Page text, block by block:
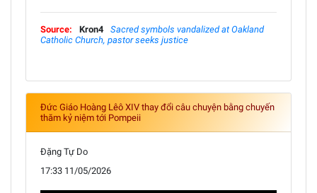
Source: Kron4
Sacred symbols vandalized at Oakland
Catholic Church, pastor seeks justice
Đức Giáo Hoàng Lêô XIV thay đổi câu chuyện bằng chuyến
thăm kỷ niệm tới Pompeii
Đặng Tự Do
17:33 11/05/2026